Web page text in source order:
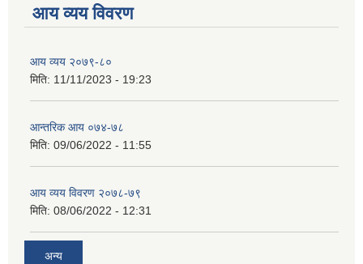
आय व्यय विवरण
आय व्यय २०७९-८०
मिति: 11/11/2023 - 19:23
आन्तरिक आय ०७४-७८
मिति: 09/06/2022 - 11:55
आय व्यय विवरण २०७८-७९
मिति: 08/06/2022 - 12:31
अन्य